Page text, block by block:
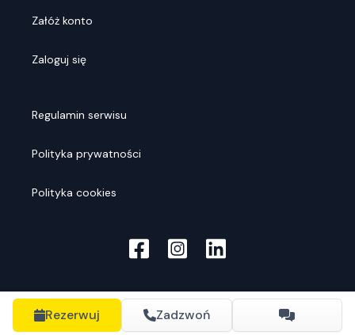
Rezerwuj Zadzwoń
Załóż konto
Zaloguj się
Regulamin serwisu
Polityka prywatności
Polityka cookies
© Rentools 2026. Wszelkie prawa zastrzeżone.